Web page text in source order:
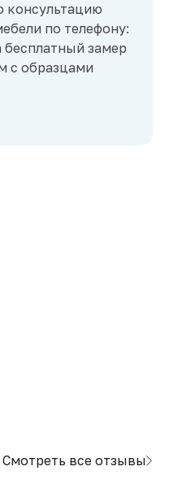
консультацию
по телефону:
замер
с образцами
Смотреть все отзывы